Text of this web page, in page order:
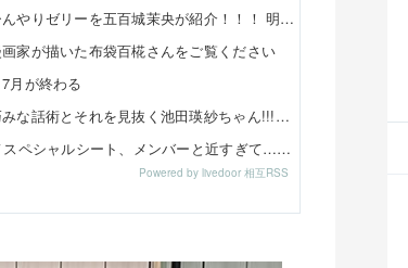
この夏食べたいひんやりゼリーを五百城茉央が紹介！！！ 明日7日の『めざましテレビ』見逃すな！【乃木坂46】
画家が描いた布袋百椛さんをご覧ください
月が終わる
林瑠奈ちゃんの巧みな話術とそれを見抜く池田瑛紗ちゃん!!!【乃木坂46】
【櫻坂46】レミノスペシャルシート、メンバーと近すぎて…【全国ツアー2026】
Powered by livedoor 相互RSS